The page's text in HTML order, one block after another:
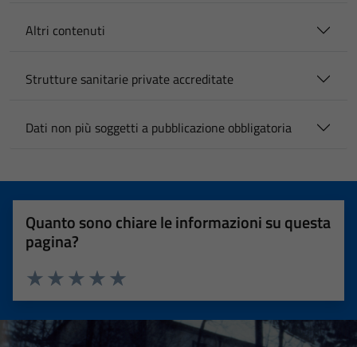
Altri contenuti
Strutture sanitarie private accreditate
Dati non più soggetti a pubblicazione obbligatoria
Quanto sono chiare le informazioni su questa
pagina?
Valuta 5 stelle su 5
Valuta 4 stelle su 5
Valuta 3 stelle su 5
Valuta 2 stelle su 5
Valuta 1 stelle su 5